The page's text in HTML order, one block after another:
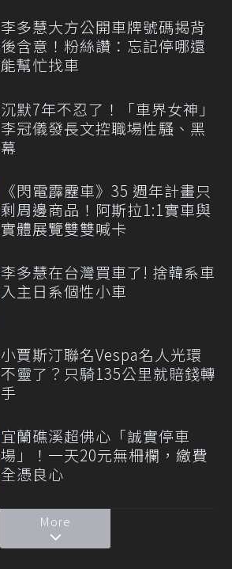
李多慧大方公開車牌號碼揭背
後含意！粉絲讚：忘記停哪還
能幫忙找車
沉默7年不忍了！「車界女神」
李冠儀發長文控職場性騷、黑
幕
《閃電霹靂車》35 週年計畫只
剩周邊商品！阿斯拉1:1實車與
實體展覽雙雙喊卡
李多慧在台灣買車了! 捨韓系車
入主日系個性小車
小賈斯汀聯名Vespa名人光環
不靈了？只騎135公里就賠錢轉
手
宜蘭礁溪超佛心「誠實停車
場」！一天20元無柵欄，繳費
全憑良心
More